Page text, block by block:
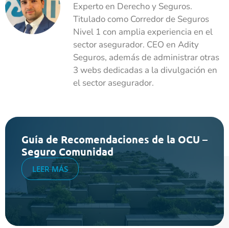
Experto en Derecho y Seguros.
Titulado como Corredor de Seguros
Nivel 1 con amplia experiencia en el
sector asegurador. CEO en Adity
Seguros, además de administrar otras
3 webs dedicadas a la divulgación en
el sector asegurador.
Guía de Recomendaciones de la OCU –
Seguro Comunidad
LEER MÁS